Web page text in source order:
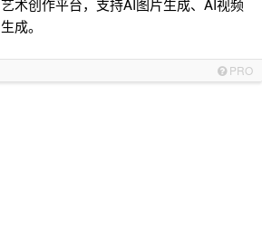
艺术创作平台，支持AI图片生成、AI视频
生成。
PRO